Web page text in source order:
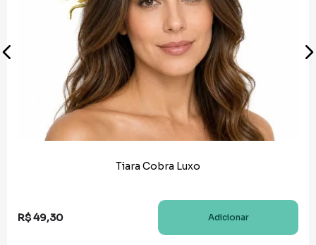
Tiara Cobra Luxo
R$49,30 Adicionar